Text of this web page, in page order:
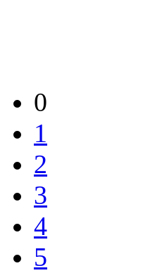
0
1
2
3
4
5